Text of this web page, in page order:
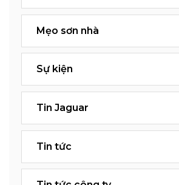
Mẹo sơn nhà
Sự kiện
Tin Jaguar
Tin tức